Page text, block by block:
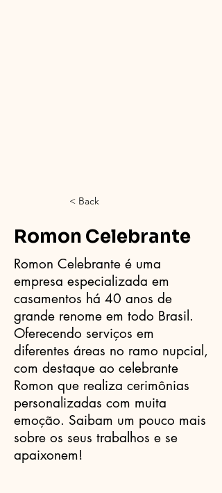
< Back
Romon Celebrante
Romon Celebrante é uma
empresa especializada em
casamentos há 40 anos de
grande renome em todo Brasil.
Oferecendo serviços em
diferentes áreas no ramo nupcial,
com destaque ao celebrante
Romon que realiza cerimônias
personalizadas com muita
emoção. Saibam um pouco mais
sobre os seus trabalhos e se
apaixonem!